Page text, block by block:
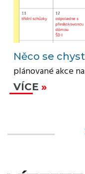
Něco se
plánované akce
VÍCE